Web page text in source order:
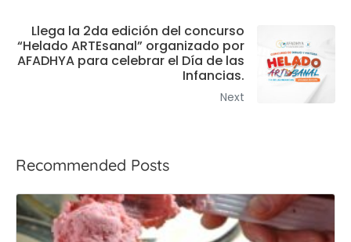
Llega la 2da edición del concurso
“Helado ARTEsanal” organizado por
AFADHYA para celebrar el Día de las
Infancias.
Next
Recommended Posts